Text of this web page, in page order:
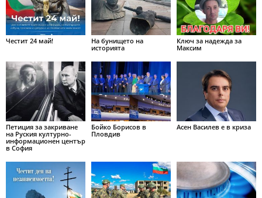
Честит 24 май!
На бунището на
историята
Ключ за надежда за
Максим
Петиция за закриване
на Руския културно-
информационен център
в София
Бойко Борисов в
Пловдив
Асен Василев е в криза